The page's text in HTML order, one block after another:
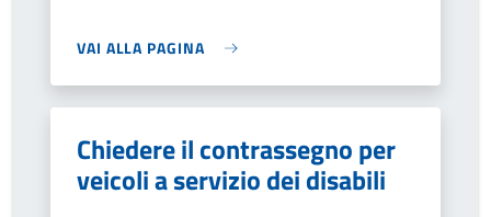
VAI ALLA PAGINA
Chiedere il contrassegno per
veicoli a servizio dei disabili